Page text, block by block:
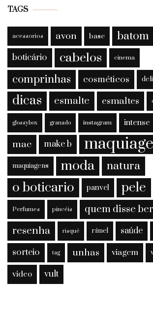
TAGS
acessorios avon base batom
boticário cabelos cinema
comprinhas cosméticos
dicas esmalte esmaltes
glossybox granado instagram intense
mac make b
maquiagens moda natura
o boticario panvel pele
Perfumes pincéis quem disse
resenha risqué rímel saúde
sorteio tag unhas viagem
video vult